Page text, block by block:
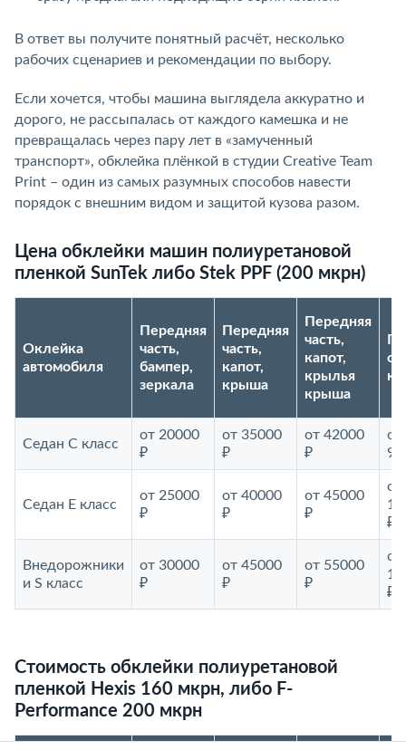
В ответ вы получите понятный расчёт, несколько
рабочих сценариев и рекомендации по выбору.
Если хочется, чтобы машина выглядела аккуратно и
дорого, не рассыпалась от каждого камешка и не
превращалась через пару лет в «замученный
транспорт», обклейка плёнкой в студии Creative Team
Print – один из самых разумных способов навести
порядок с внешним видом и защитой кузова разом.
Цена обклейки машин полиуретановой
пленкой SunTek либо Stek PPF (200 мкрн)
Оклейка
автомобиля
Передняя
часть,
бампер,
зеркала
Передняя
часть,
капот,
крыша
Передняя
часть,
капот,
крылья
крыша
Седан С класс
от 20000
₽
от 35000
₽
от 42000
₽
от
Седан E класс
от 25000
₽
от 40000
₽
от 45000
₽
от
₽
Внедорожники
и S класс
от 30000
₽
от 45000
₽
от 55000
₽
от
₽
Стоимость обклейки полиуретановой
пленкой Hexis 160 мкрн, либо F-
Performance 200 мкрн